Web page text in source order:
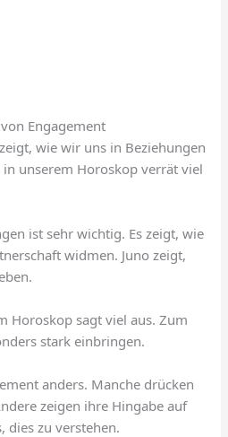
Engagement
zeigt, wie wir uns in Beziehungen
in unserem Horoskop verrät viel
ist sehr wichtig. Es zeigt, wie
widmen. Juno zeigt,
Horoskop sagt viel aus. Zum
stark einbringen.
anders. Manche drücken
zeigen ihre Hingabe auf
dies zu verstehen.